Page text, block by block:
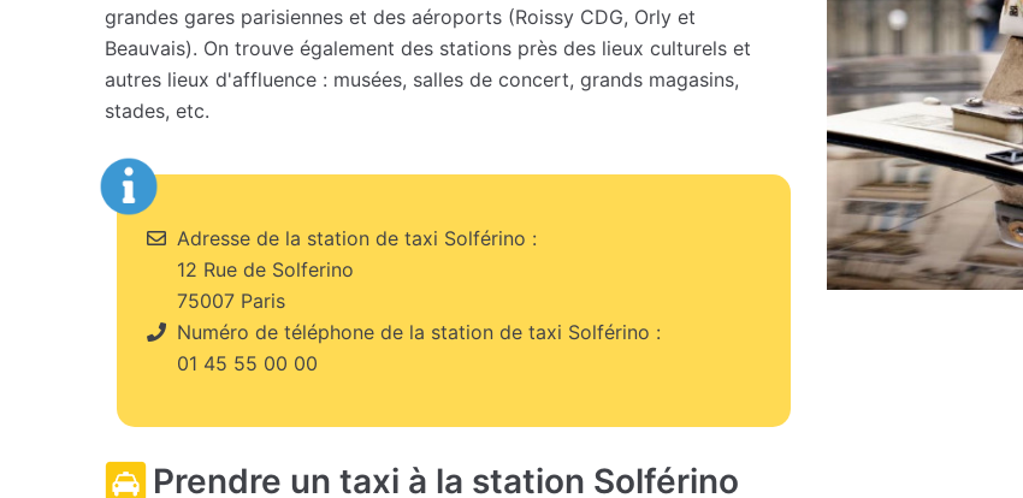
grandes gares parisiennes et des aéroports (Roissy CDG, Orly et
Beauvais). On trouve également des stations près des lieux culturels et
autres lieux d'affluence : musées, salles de concert, grands magasins,
stades, etc.
Adresse de la station de taxi Solférino :
12 Rue de Solferino
75007 Paris
Numéro de téléphone de la station de taxi Solférino :
01 45 55 00 00
Prendre un taxi à la station Solférino